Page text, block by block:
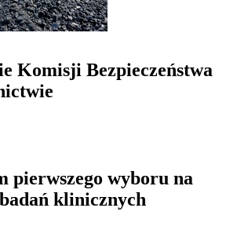
Komisji Bezpieczeństwa
pierwszego wyboru na
klinicznych